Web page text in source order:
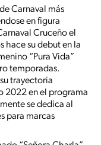
Carnaval más
en figura
Cruceño el
hace su debut en la
“Pura Vida”
temporadas.
trayectoria
2022 en el programa
se dedica al
para marcas